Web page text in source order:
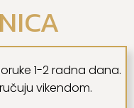
1-2 radna dana.
vikendom.